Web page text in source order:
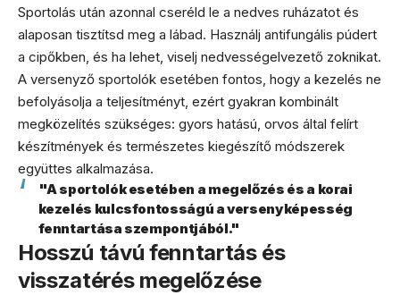
Sportolás után azonnal cseréld le a nedves ruházatot és
alaposan tisztítsd meg a lábad. Használj antifungális púdert
a cipőkben, és ha lehet, viselj nedvességelvezető zoknikat.
A versenyző sportolók esetében fontos, hogy a kezelés ne
befolyásolja a teljesítményt, ezért gyakran kombinált
megközelítés szükséges: gyors hatású, orvos által felírt
készítmények és természetes kiegészítő módszerek
együttes alkalmazása.
"A sportolók esetében a megelőzés és a korai
kezelés kulcsfontosságú a versenyképesség
fenntartása szempontjából."
Hosszú távú fenntartás és
visszatérés megelőzése